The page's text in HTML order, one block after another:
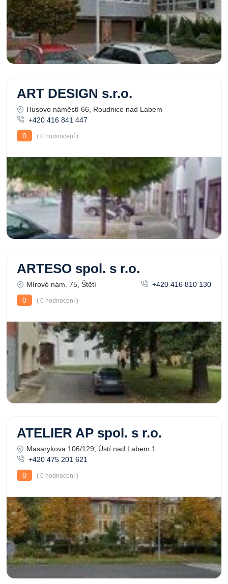
ART DESIGN s.r.o.
Husovo náměstí 66, Roudnice nad Labem
+420 416 841 447
0
( 0 hodnocení )
ARTESO spol. s r.o.
Mírové nám. 75, Štětí
+420 416 810 130
0
( 0 hodnocení )
ATELIER AP spol. s r.o.
Masarykova 106/129, Ústí nad Labem 1
+420 475 201 621
0
( 0 hodnocení )